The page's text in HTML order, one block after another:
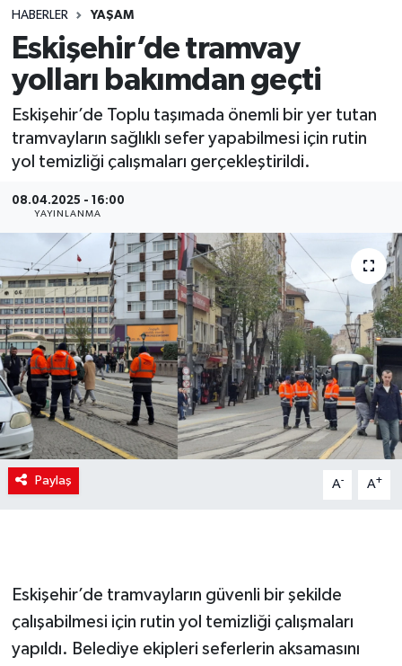
HABERLER YAŞAM
Eskişehir’de tramvay
yolları bakımdan geçti
Eskişehir’de Toplu taşımada önemli bir yer tutan
tramvayların sağlıklı sefer yapabilmesi için rutin
yol temizliği çalışmaları gerçekleştirildi.
08.04.2025 - 16:00
YAYINLANMA
Paylaş A- A+
Eskişehir’de tramvayların güvenli bir şekilde
çalışabilmesi için rutin yol temizliği çalışmaları
yapıldı. Belediye ekipleri seferlerin aksamasını
SPOR
YAŞAM
Son Dakika Haberleri
Haber Arşivi